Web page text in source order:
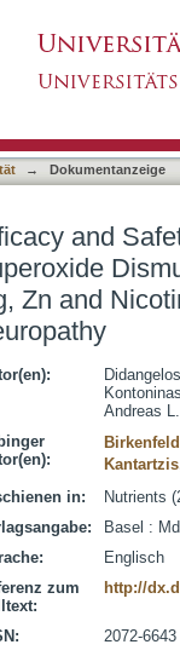
B6, E, Mg,
→ Dokumentanzeige
and
Zn and
Andreas L.
in:
Nutrients
Basel :
Englisch
zum
http://
2072-6643